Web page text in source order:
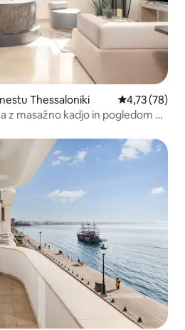
Thessaloniki Povprečna
4,73 (78)
z masažno kadjo in pogledom na